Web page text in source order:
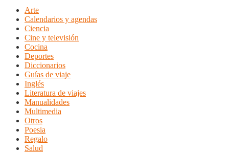
Arte
Calendarios y agendas
Ciencia
Cine y televisión
Cocina
Deportes
Diccionarios
Guías de viaje
Inglés
Literatura de viajes
Manualidades
Multimedia
Otros
Poesia
Regalo
Salud